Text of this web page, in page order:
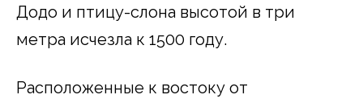
Додо и птицу-слона высотой в три
метра исчезла к 1500 году.
Расположенные к востоку от